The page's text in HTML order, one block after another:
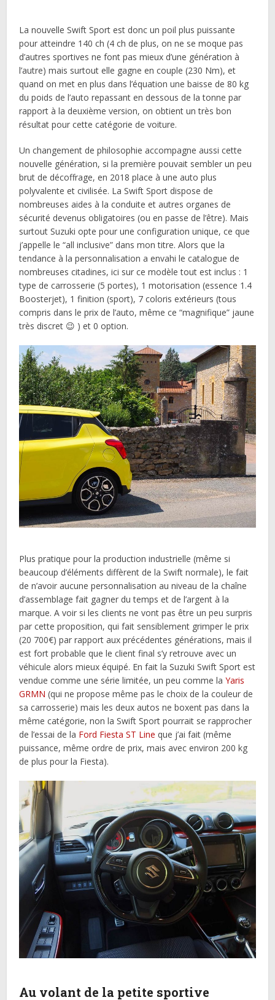
La nouvelle Swift Sport est donc un poil plus puissante
pour atteindre 140 ch (4 ch de plus, on ne se moque pas
d’autres sportives ne font pas mieux d’une génération à
l’autre) mais surtout elle gagne en couple (230 Nm), et
quand on met en plus dans l’équation une baisse de 80 kg
du poids de l’auto repassant en dessous de la tonne par
rapport à la deuxième version, on obtient un très bon
résultat pour cette catégorie de voiture.
Un changement de philosophie accompagne aussi cette
nouvelle génération, si la première pouvait sembler un peu
brut de décoffrage, en 2018 place à une auto plus
polyvalente et civilisée. La Swift Sport dispose de
nombreuses aides à la conduite et autres organes de
sécurité devenus obligatoires (ou en passe de l’être). Mais
surtout Suzuki opte pour une configuration unique, ce que
j’appelle le “all inclusive” dans mon titre. Alors que la
tendance à la personnalisation a envahi le catalogue de
nombreuses citadines, ici sur ce modèle tout est inclus : 1
type de carrosserie (5 portes), 1 motorisation (essence 1.4
Boosterjet), 1 finition (sport), 7 coloris extérieurs (tous
compris dans le prix de l’auto, même ce “magnifique” jaune
très discret 😉 ) et 0 option.
Plus pratique pour la production industrielle (même si
beaucoup d’éléments diffèrent de la Swift normale), le fait
de n’avoir aucune personnalisation au niveau de la chaîne
d’assemblage fait gagner du temps et de l’argent à la
marque. A voir si les clients ne vont pas être un peu surpris
par cette proposition, qui fait sensiblement grimper le prix
(20 700€) par rapport aux précédentes générations, mais il
est fort probable que le client final s’y retrouve avec un
véhicule alors mieux équipé. En fait la Suzuki Swift Sport est
vendue comme une série limitée, un peu comme laYaris
GRMN (qui ne propose même pas le choix de la couleur de
sa carrosserie) mais les deux autos ne boxent pas dans la
même catégorie, non la Swift Sport pourrait se rapprocher
de l’essai de la Ford Fiesta ST Line que j’ai fait (même
puissance, même ordre de prix, mais avec environ 200 kg
de plus pour la Fiesta).
Au volant de la petite sportive